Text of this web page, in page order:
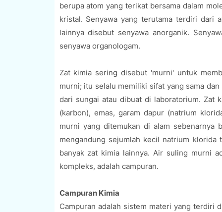
berupa atom yang terikat bersama dalam
kristal. Senyawa yang terutama terdiri dari
lainnya disebut senyawa anorganik.
senyawa organologam.
Zat kimia sering disebut 'murni' untuk
murni; itu selalu memiliki sifat yang sama
dari sungai atau dibuat di laboratorium. Zat
(karbon), emas, garam dapur (natrium
murni yang ditemukan di alam sebenarnya
mengandung sejumlah kecil natrium
banyak zat kimia lainnya. Air suling murni
kompleks, adalah campuran.
Campuran Kimia
Campuran adalah sistem materi yang terdiri